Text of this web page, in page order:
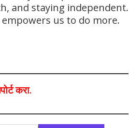
and staying independent.
us to do more.
करा.